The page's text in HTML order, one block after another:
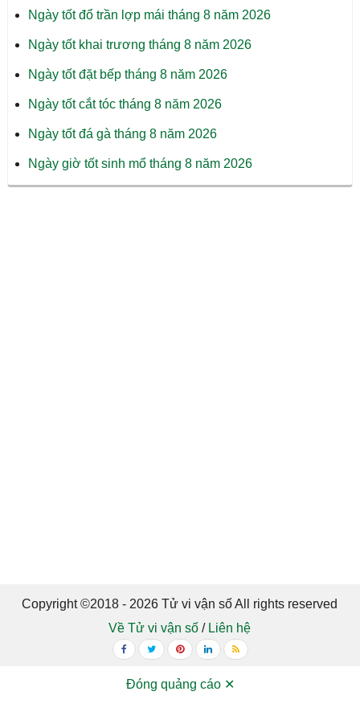
Ngày tốt đổ trần lợp mái tháng 8 năm 2026
Ngày tốt khai trương tháng 8 năm 2026
Ngày tốt đặt bếp tháng 8 năm 2026
Ngày tốt cắt tóc tháng 8 năm 2026
Ngày tốt đá gà tháng 8 năm 2026
Ngày giờ tốt sinh mổ tháng 8 năm 2026
Copyright ©2018 - 2026 Tử vi vận số All rights reserved
Về Tử vi vận số / Liên hệ
Đóng quảng cáo ✕